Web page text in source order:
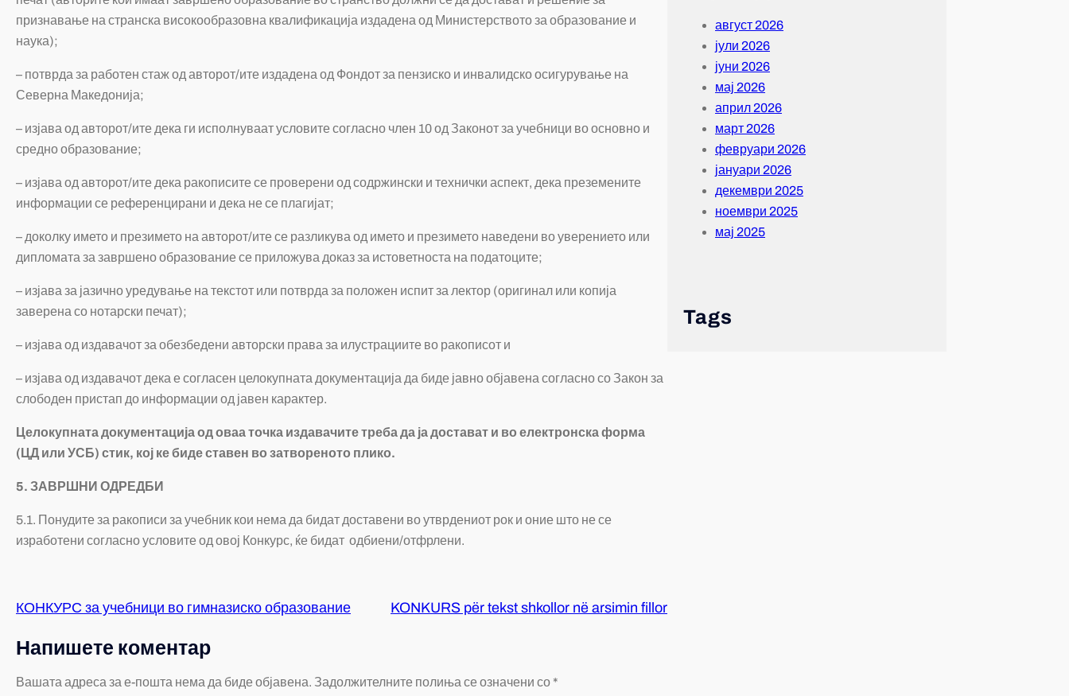
признавање на странска високообразовна квалификација издадена од Министерството за образование и
наука);
– потврда за работен стаж од авторот/ите издадена од Фондот за пензиско и инвалидско осигурување на
Северна Македонија;
– изјава одавторот/ите дека ги исполнуваат условите согласно член 10 од Законот за учебници во основно и
средно образование;
– изјава од авторот/ите дека ракописите се проверени од содржински и технички аспект, дека преземените
информации се референцирани и дека не се плагијат;
– доколку името и презимето на авторот/ите се разликува од името и презимето наведени во уверението или
дипломата за завршено образование се приложува доказ за истоветноста на податоците;
– изјава за јазично уредување на текстот или потврда за положен испит за лектор (оригинал или копија
заверена со нотарски печат);
– изјава од издавачот за обезбедени авторски права за илустрациите во ракописот и
– изјава од издавачот дека е согласен целокупната документација да биде јавно објавена согласно со Закон за
слободен пристап до информации од јавен карактер.
Целокупната документација од оваа точка издавачите треба да ја достават и во електронска форма
(ЦД или УСБ) стик, кој ке биде ставен во затвореното плико.
5. ЗАВРШНИ ОДРЕДБИ
5.1. Понудите за ракописи за учебник кои нема да бидат доставени во утврдениот рок и оние што не се
изработени согласно условите од овој Конкурс, ќе бидат одбиени/отфрлени.
КОНКУРС за учебници во гимназиско образование KONKURS për tekst shkollor në arsimin fillor
Напишете коментар
Вашата адреса за е-пошта нема да биде објавена. Задолжителните полиња се означени со *
август 2026
јули 2026
јуни 2026
мај 2026
април 2026
март 2026
февруари 2026
јануари 2026
декември 2025
ноември 2025
мај 2025
Tags